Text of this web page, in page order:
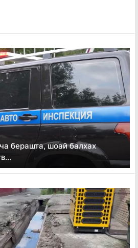
берашта, шоай балхах